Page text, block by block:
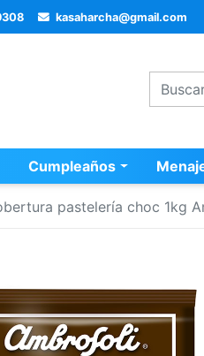
kasaharcha@gmail.com
Cumpleaños
pastelería choc 1kg